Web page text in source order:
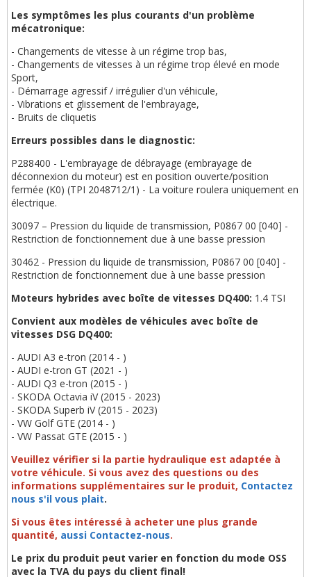
Les symptômes les plus courants d'un problème
mécatronique:
- Changements de vitesse à un régime trop bas,
- Changements de vitesses à un régime trop élevé en mode
Sport,
- Démarrage agressif / irrégulier d'un véhicule,
- Vibrations et glissement de l'embrayage,
- Bruits de cliquetis
Erreurs possibles dans le diagnostic:
P288400 - L'embrayage de débrayage (embrayage de
déconnexion du moteur) est en position ouverte/position
fermée (K0) (TPI 2048712/1) - La voiture roulera uniquement en
électrique.
30097 – Pression du liquide de transmission, P0867 00 [040] -
Restriction de fonctionnement due à une basse pression
30462 - Pression du liquide de transmission, P0867 00 [040] -
Restriction de fonctionnement due à une basse pression
Moteurs hybrides avec boîte de vitesses DQ400: 1.4 TSI
Convient aux modèles de véhicules avec boîte de
vitesses DSG DQ400:
- AUDI A3 e-tron (2014 - )
- AUDI e-tron GT (2021 - )
- AUDI Q3 e-tron (2015 - )
- SKODA Octavia iV (2015 - 2023)
- SKODA Superb iV (2015 - 2023)
- VW Golf GTE (2014 - )
- VW Passat GTE (2015 - )
Veuillez vérifier si la partie hydraulique est adaptée à
votre véhicule. Si vous avez des questions ou des
informations supplémentaires sur le produit, Contactez
nous s'il vous plait.
Si vous êtes intéressé à acheter une plus grande
quantité, aussi Contactez-nous.
Le prix du produit peut varier en fonction du mode OSS
avec la TVA du pays du client final!